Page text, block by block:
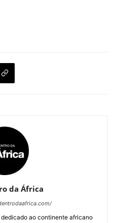
da África
ao continente africano